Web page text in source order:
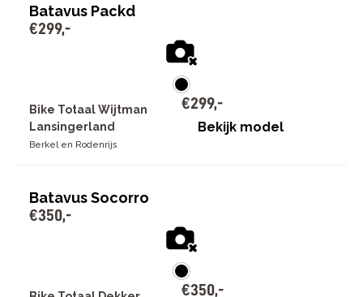
Batavus Packd
€299,-
Bike Totaal Wijtman
Lansingerland
Berkel en Rodenrijs
€299,-
Bekijk model
Batavus Socorro
€350,-
€350,-